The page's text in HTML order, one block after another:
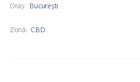
Oraş: București
Zonă: CBD